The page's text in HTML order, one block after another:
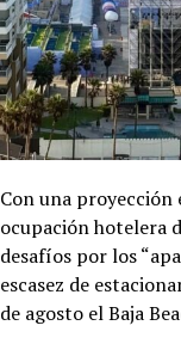
Con una proyección
ocupación hotelera
desafíos por los
escasez de
de agosto el Baja